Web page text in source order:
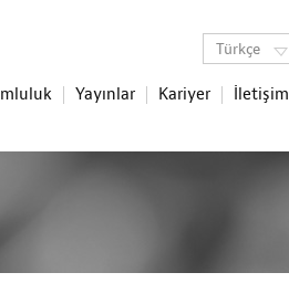
Türkçe
Yayınlar Kariyer İletişim